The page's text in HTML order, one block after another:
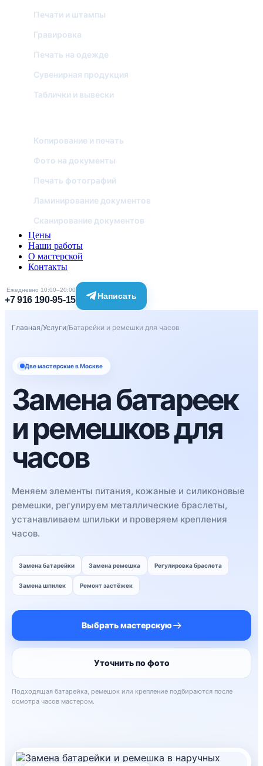
Печати и штампы
Гравировка
Печать на одежде
Сувенирная продукция
Таблички и вывески
Копирование и печать
Фото на документы
Печать фотографий
Ламинирование документов
Сканирование документов
Цены
Наши работы
О мастерской
Контакты
Ежедневно 10:00–20:00
+7 916 190-95-15 Написать
Главная/Услуги/Батарейки и ремешки для часов
Две мастерские в Москве
Замена батареек
и ремешков для
часов
Меняем элементы питания, кожаные и силиконовые
ремешки, регулируем металлические браслеты,
устанавливаем шпильки и проверяем крепления
часов.
Замена батарейки Замена ремешка Регулировка браслета
Замена шпилек Ремонт застёжек
Выбрать мастерскую
Уточнить по фото
Подходящая батарейка, ремешок или крепление подбираются после
осмотра часов мастером.